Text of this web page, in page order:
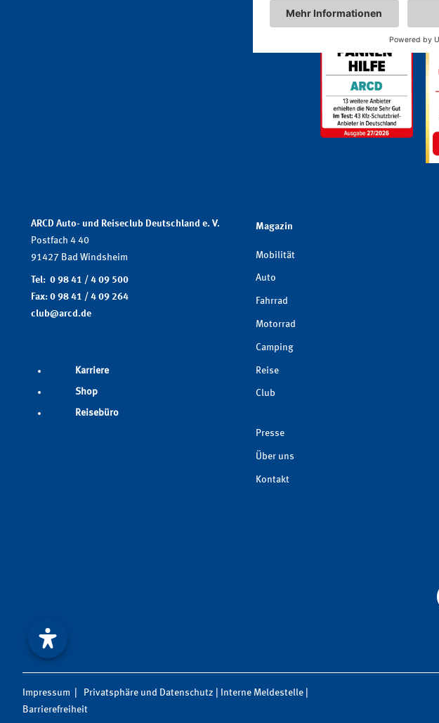
ARCD Auto- und Reiseclub Deutschland e. V.
Postfach 4 40
91427 Bad Windsheim
Tel: 0 98 41 / 4 09 500
Fax: 0 98 41 / 4 09 264
club@arcd.de
Karriere
Shop
Reisebüro
Magazin
Mobilität
Auto
Fahrrad
Motorrad
Camping
Reise
Club
Presse
Über uns
Kontakt
Impressum Privatsphäre und Datenschutz Interne Meldestelle
Barrierefreiheit